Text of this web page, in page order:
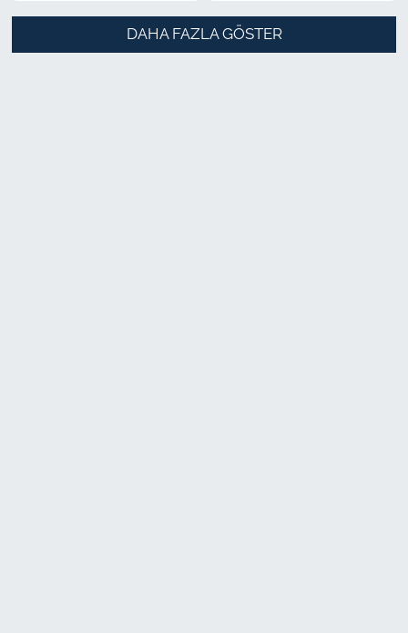
DAHA FAZLA GÖSTER